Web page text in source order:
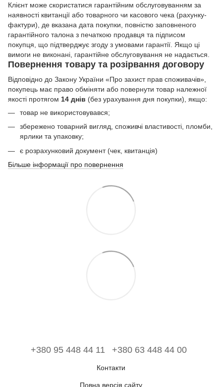
Клієнт може скористатися гарантійним обслуговуванням за
наявності квитанції або товарного чи касового чека (рахунку-
фактури), де вказана дата покупки, повністю заповненого
гарантійного талона з печаткою продавця та підписом
покупця, що підтверджує згоду з умовами гарантії. Якщо ці
вимоги не виконані, гарантійне обслуговування не надається.
Повернення товару та розірвання договору
Відповідно до Закону України «Про захист прав споживачів»,
покупець має право обміняти або повернути товар належної
якості протягом 14 днів (без урахування дня покупки), якщо:
товар не використовувався;
збережено товарний вигляд, споживчі властивості, пломби,
ярлики та упаковку;
є розрахунковий документ (чек, квитанція)
Більше інформації про повернення
+380 95 448 44 11 +380 63 448 44 00
Контакти
Повна версія сайту